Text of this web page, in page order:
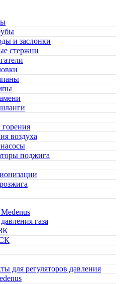
и заслонки
стержни
воздуха
поджига
газа
для регуляторов давления